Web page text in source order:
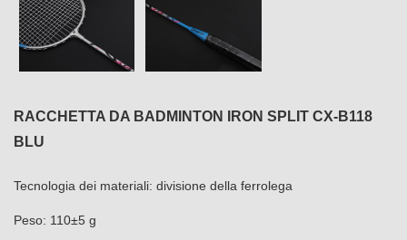
RACCHETTA DA BADMINTON IRON SPLIT CX-B118
BLU
Tecnologia dei materiali: divisione della ferrolega
Peso: 110±5 g